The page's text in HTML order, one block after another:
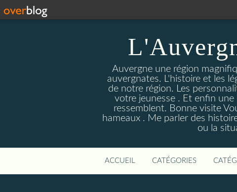
Auvergne une région
auvergnates. L'histoire et les
de notre région. Les
votre jeunesse . Et enfin
ressemblent. Bonne visite
hameaux . Me parler des
ou la
ACCUEIL CATÉGORIES